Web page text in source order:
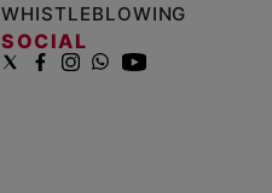
WHISTLEBLOWING
SOCIAL